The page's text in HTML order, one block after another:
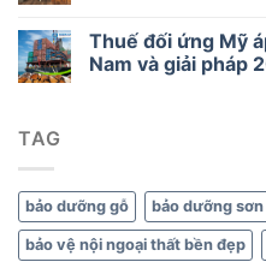
cho
gỗ
Thuế đối ứng Mỹ
Nam và giải pháp
TAG
bảo dưỡng gỗ bảo dưỡng
bảo vệ nội ngoại thất bền đẹp